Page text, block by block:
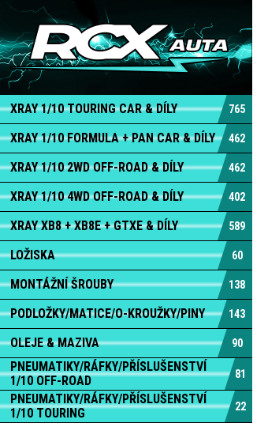
XRAY 1/10 TOURING CAR & DÍLY 765
XRAY 1/10 FORMULA + PAN CAR & DÍLY 462
XRAY 1/10 2WD OFF-ROAD & DÍLY 462
XRAY 1/10 4WD OFF-ROAD & DÍLY 402
XRAY XB8 + XB8E + GTXE & DÍLY 589
LOŽISKA 60
MONTÁŽNÍ ŠROUBY 138
PODLOŽKY/MATICE/O-KROUŽKY/PINY 143
OLEJE & MAZIVA 90
PNEUMATIKY/RÁFKY/PŘÍSLUŠENSTVÍ
1/10 OFF-ROAD
81
PNEUMATIKY/RÁFKY/PŘÍSLUŠENSTVÍ
1/10 TOURING
22